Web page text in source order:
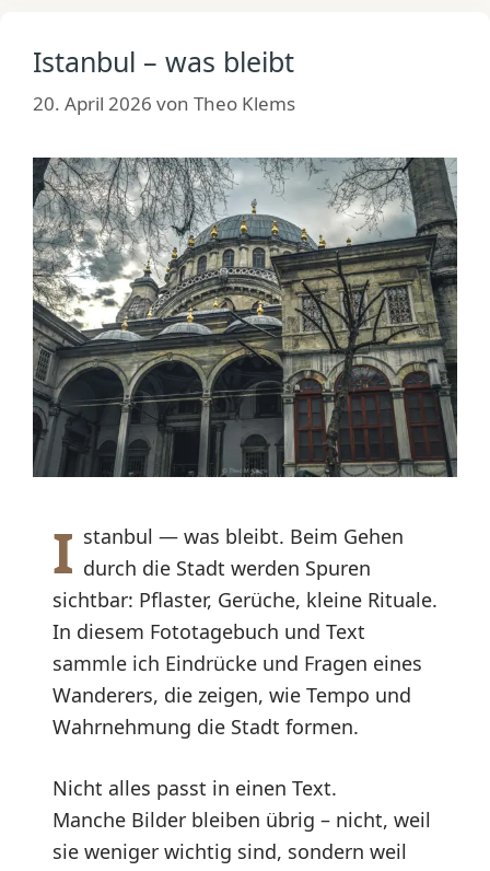
Istanbul – was bleibt
20. April 2026 von Theo Klems
I stanbul — was bleibt. Beim Gehen
durch die Stadt werden Spuren
sichtbar: Pflaster, Gerüche, kleine Rituale.
In diesem Fototagebuch und Text
sammle ich Eindrücke und Fragen eines
Wanderers, die zeigen, wie Tempo und
Wahrnehmung die Stadt formen.
Nicht alles passt in einen Text.
Manche Bilder bleiben übrig – nicht, weil
sie weniger wichtig sind, sondern weil